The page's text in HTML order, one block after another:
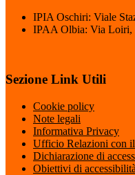
IPIA Oschiri: Viale
IPAA Olbia: Via Loiri,
Sezione Link Utili
Cookie policy
Note legali
Informativa Privacy
Ufficio Relazioni con
Dichiarazione di
Obiettivi di accessibilità